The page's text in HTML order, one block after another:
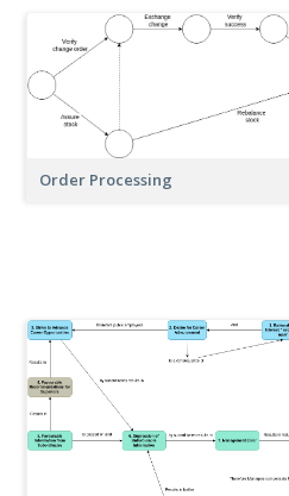
Order Processing